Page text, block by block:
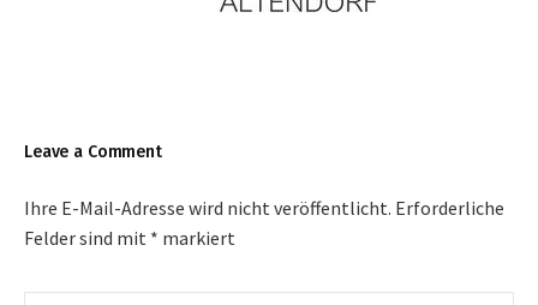
Leave a Comment
Ihre E-Mail-Adresse wird nicht veröffentlicht. Erforderliche
Felder sind mit * markiert